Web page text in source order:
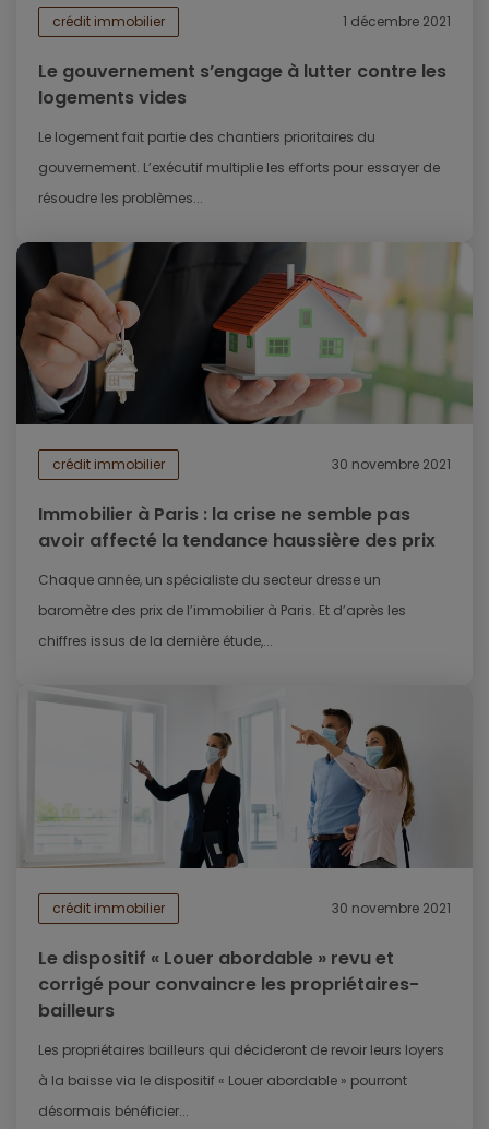
crédit immobilier 1 décembre 2021
Le gouvernement s’engage à lutter contre les
logements vides
Le logement fait partie des chantiers prioritaires du
gouvernement. L’exécutif multiplie les efforts pour essayer de
résoudre les problèmes...
crédit immobilier 30 novembre 2021
Immobilier à Paris : la crise ne semble pas
avoir affecté la tendance haussière des prix
Chaque année, un spécialiste du secteur dresse un
baromètre des prix de l’immobilier à Paris. Et d’après les
chiffres issus de la dernière étude,...
crédit immobilier 30 novembre 2021
Le dispositif « Louer abordable » revu et
corrigé pour convaincre les propriétaires-
bailleurs
Les propriétaires bailleurs qui décideront de revoir leurs loyers
à la baisse via le dispositif « Louer abordable » pourront
désormais bénéficier...